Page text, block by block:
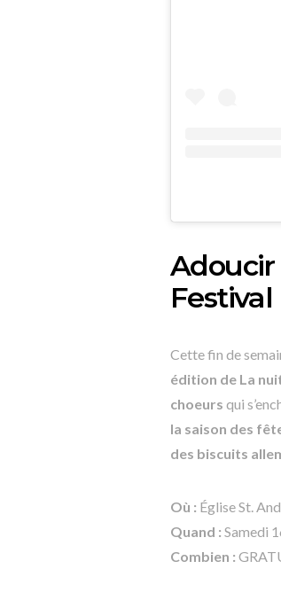
Adoucir
Festival
Cette fin de
édition de La
choeurs qui
la saison des
des biscuits
Où : Église St.
Quand : Samedi
Combien :